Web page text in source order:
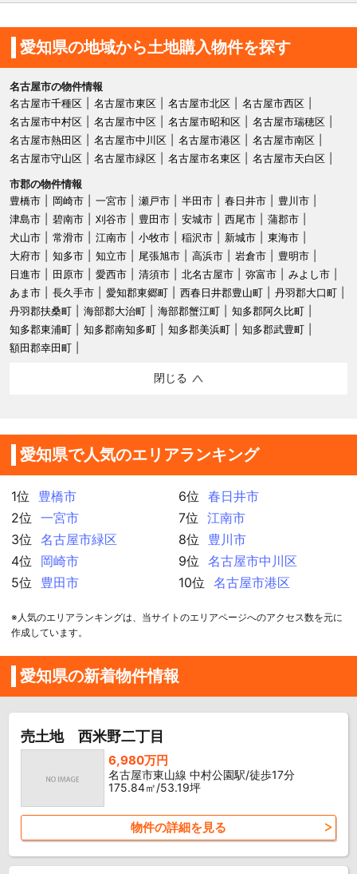
愛知県の地域から土地購入物件を探す
名古屋市の物件情報
名古屋市千種区
名古屋市東区 名古屋市北区
名古屋市西区
名古屋市中村区
名古屋市中区 名古屋市昭和区
名古屋市瑞穂区
名古屋市熱田区
名古屋市中川区 名古屋市港区
名古屋市南区
名古屋市守山区
名古屋市緑区 名古屋市名東区
名古屋市天白区
市郡の物件情報
豊橋市
岡崎市 一宮市 瀬戸市 半田市 春日井市
豊川市
津島市
碧南市 刈谷市 豊田市 安城市 西尾市
蒲郡市
犬山市
常滑市 江南市 小牧市 稲沢市 新城市
東海市
大府市
知多市 知立市 尾張旭市 高浜市 岩倉市
豊明市
日進市
田原市 愛西市 清須市 北名古屋市 弥富市
みよし市
あま市
長久手市 愛知郡東郷町 西春日井郡豊山町
丹羽郡大口町
丹羽郡扶桑町
海部郡大治町 海部郡蟹江町
知多郡阿久比町
知多郡東浦町
知多郡南知多町 知多郡美浜町
知多郡武豊町
額田郡幸田町
閉じる
愛知県で人気のエリアランキング
1位
豊橋市
2位
一宮市
3位
名古屋市緑区
4位
岡崎市
5位
豊田市
6位
春日井市
7位
江南市
8位
豊川市
9位
名古屋市中川区
10位
名古屋市港区
※人気のエリアランキングは、当サイトのエリアページへのアクセス数を元に
作成しています。
愛知県の新着物件情報
売土地 西米野二丁目
6,980万円
名古屋市東山線 中村公園駅/徒歩17分
175.84㎡/53.19坪
物件の詳細を見る